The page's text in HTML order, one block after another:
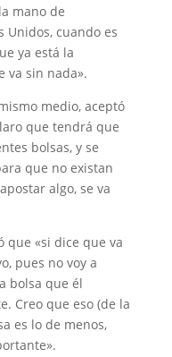
mano de
Unidos, cuando es
ya está la
va sin nada».
medio, aceptó
que tendrá que
bolsas, y se
que no existan
algo, se va
que «si dice que va
pues no voy a
bolsa que él
Creo que eso (de la
es lo de menos,